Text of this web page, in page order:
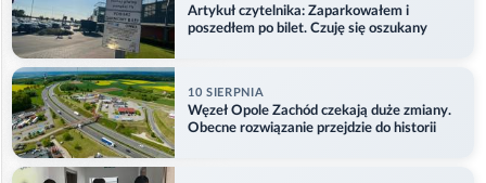
Artykuł czytelnika: Zaparkowałem i
poszedłem po bilet. Czuję się oszukany
10 SIERPNIA
Węzeł Opole Zachód czekają duże zmiany.
Obecne rozwiązanie przejdzie do historii